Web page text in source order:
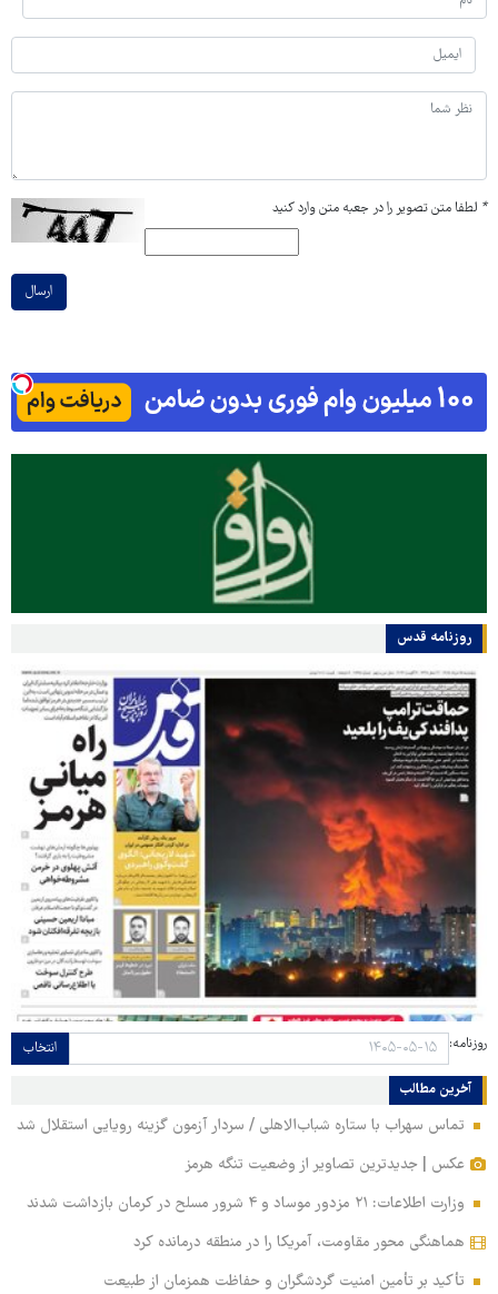
* لطفا متن تصویر را در جعبه متن وارد کنید
ارسال
روزنامه قدس
روزنامه: انتخاب
آخرین مطالب
تماس سهراب با ستاره شباب‌الاهلی / سردار آزمون گزینه رویایی استقلال شد
عکس | جدیدترین تصاویر از وضعیت تنگه هرمز
وزارت اطلاعات: ۲۱ مزدور موساد و ۴ شرور مسلح در کرمان بازداشت شدند
هماهنگی محور مقاومت، آمریکا را در منطقه درمانده کرد
تأکید بر تأمین امنیت گردشگران و حفاظت همزمان از طبیعت